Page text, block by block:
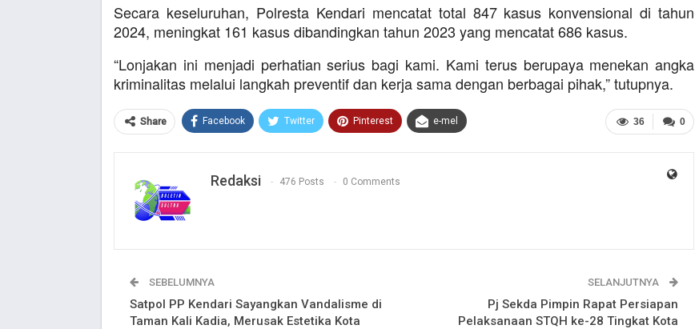
Secara keseluruhan, Polresta Kendari mencatat total 847 kasus konvensional di tahun
2024, meningkat 161 kasus dibandingkan tahun 2023 yang mencatat 686 kasus.
“Lonjakan ini menjadi perhatian serius bagi kami. Kami terus berupaya menekan angka
kriminalitas melalui langkah preventif dan kerja sama dengan berbagai pihak,” tutupnya.
0
36
Share Facebook Twitter Pinterest e-mel
Redaksi 476 Posts 0 Comments
SEBELUMNYA
Satpol PP Kendari Sayangkan Vandalisme di
Taman Kali Kadia, Merusak Estetika Kota
SELANJUTNYA
Pj Sekda Pimpin Rapat Persiapan
Pelaksanaan STQH ke-28 Tingkat Kota